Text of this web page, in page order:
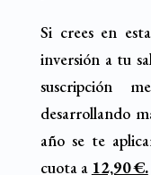
Si crees en
inversión a tu
suscripción
desarrollando
año se te
cuota a 12,90 €.